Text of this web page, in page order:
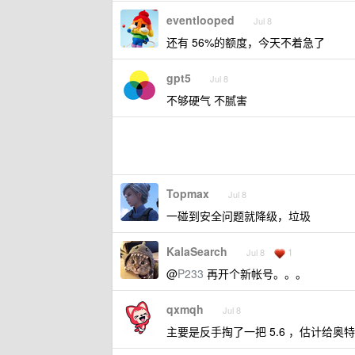
eventlooped Jul 8
还有 56%的额度，今天不着急了
gpt5 Jul 8
不够硬气 不腻害
Topmax Jul 8
一碰到安全问题就降级，垃圾
KalaSearch Jul 8 1
@P233 再开个新帐号。。。
qxmqh Jul 8
主要是反手掏了一把 5.6 ，估计给奥特